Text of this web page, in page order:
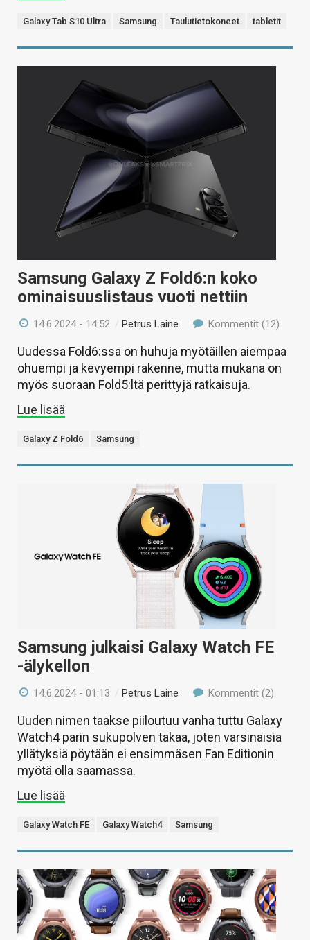
Galaxy Tab S10 Ultra Samsung Taulutietokoneet tabletit
Samsung Galaxy Z Fold6:n koko
ominaisuuslistaus vuoti nettiin
14.6.2024 - 14:52 /Petrus Laine Kommentit (12)
Uudessa Fold6:ssa on huhuja myötäillen aiempaa
ohuempi ja kevyempi rakenne, mutta mukana on
myös suoraan Fold5:ltä perittyjä ratkaisuja.
Lue lisää
Galaxy Z Fold6 Samsung
Samsung julkaisi Galaxy Watch FE
-älykellon
14.6.2024 - 01:13 / Petrus Laine Kommentit (2)
Uuden nimen taakse piiloutuu vanha tuttu Galaxy
Watch4 parin sukupolven takaa, joten varsinaisia
yllätyksiä pöytään ei ensimmäsen Fan Editionin
myötä olla saamassa.
Lue lisää
Galaxy Watch FE Galaxy Watch4 Samsung